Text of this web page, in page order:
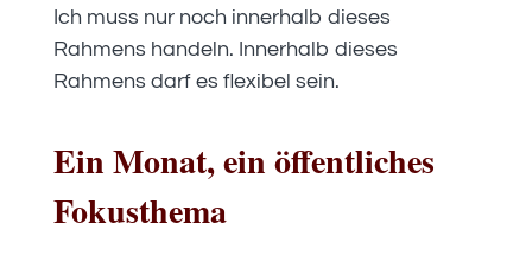
Ich muss nur noch innerhalb dieses
Rahmens handeln. Innerhalb dieses
Rahmens darf es flexibel sein.
Ein Monat, ein öffentliches
Fokusthema